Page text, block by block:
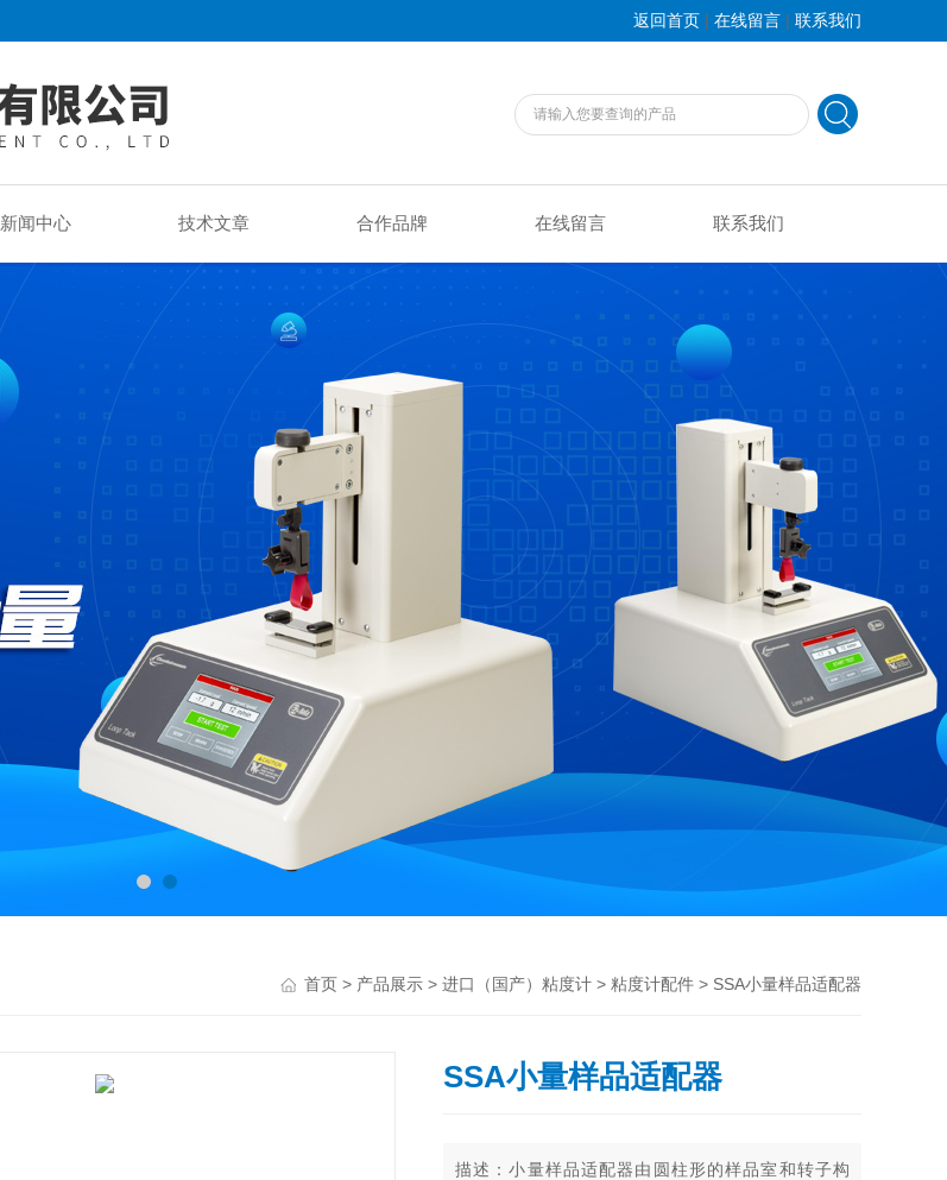
返回首页 | 在线留言 | 联系我们
新闻中心 技术文章 合作品牌 在线留言 联系我们
首页 > 产品展示 > 进口（国产）粘度计 > 粘度计配件 > SSA小量样品适配器
SSA小量样品适配器
描述：小量样品适配器由圆柱形的样品室和转子构